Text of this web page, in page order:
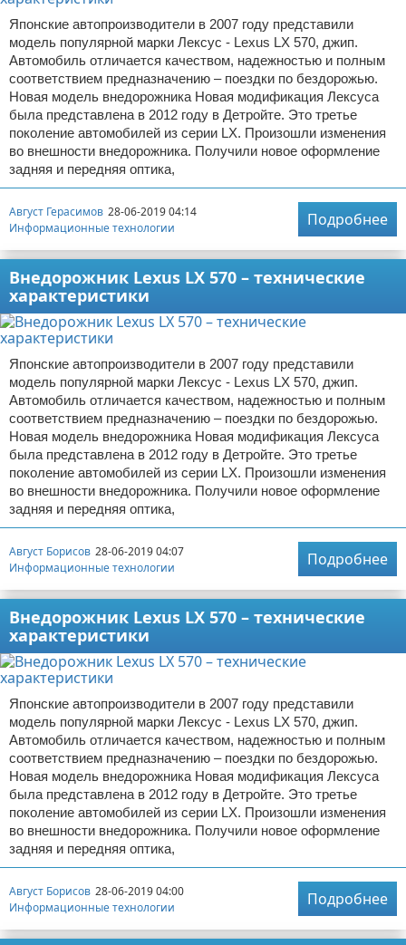
Японские автопроизводители в 2007 году представили
модель популярной марки Лексус - Lexus LX 570, джип.
Автомобиль отличается качеством, надежностью и полным
соответствием предназначению – поездки по бездорожью.
Новая модель внедорожника Новая модификация Лексуса
была представлена в 2012 году в Детройте. Это третье
поколение автомобилей из серии LX. Произошли изменения
во внешности внедорожника. Получили новое оформление
задняя и передняя оптика,
Август Герасимов 28-06-2019 04:14
Информационные технологии
Подробнее
Внедорожник Lexus LX 570 – технические
характеристики
Японские автопроизводители в 2007 году представили
модель популярной марки Лексус - Lexus LX 570, джип.
Автомобиль отличается качеством, надежностью и полным
соответствием предназначению – поездки по бездорожью.
Новая модель внедорожника Новая модификация Лексуса
была представлена в 2012 году в Детройте. Это третье
поколение автомобилей из серии LX. Произошли изменения
во внешности внедорожника. Получили новое оформление
задняя и передняя оптика,
Август Борисов 28-06-2019 04:07
Информационные технологии
Подробнее
Внедорожник Lexus LX 570 – технические
характеристики
Японские автопроизводители в 2007 году представили
модель популярной марки Лексус - Lexus LX 570, джип.
Автомобиль отличается качеством, надежностью и полным
соответствием предназначению – поездки по бездорожью.
Новая модель внедорожника Новая модификация Лексуса
была представлена в 2012 году в Детройте. Это третье
поколение автомобилей из серии LX. Произошли изменения
во внешности внедорожника. Получили новое оформление
задняя и передняя оптика,
Август Борисов 28-06-2019 04:00
Информационные технологии
Подробнее